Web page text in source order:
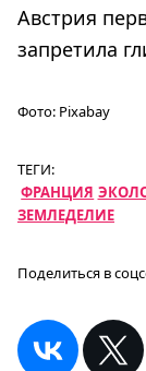
Австрия
запретила
Фото: Pixabay
ТЕГИ:
ФРАНЦИЯ
ЗЕМЛЕДЕЛИЕ
Поделиться в